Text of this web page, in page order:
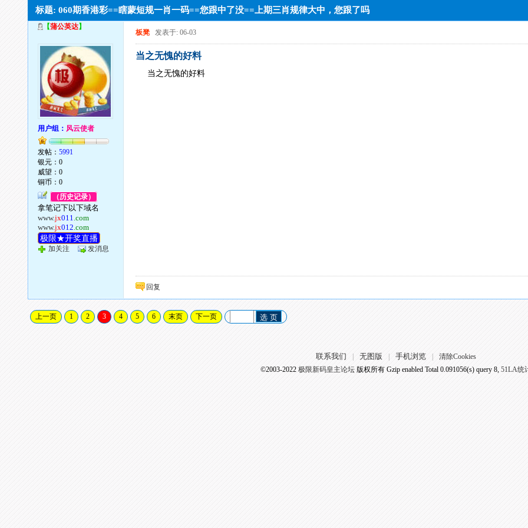
标题: 060期香港彩==瞎蒙短规一肖一码==您跟中了没==上期三肖规律大中，您跟了吗
【蒲公英达】
用户组： 风云使者
发帖：5991
银元：0
威望：0
铜币：0
（历史记录）
拿笔记下以下域名
www.jx011.com
www.jx012.com
极限★开奖直播
加关注 发消息
板凳 发表于: 06-03
当之无愧的好料
当之无愧的好料
回复
上一页 1 2 3 4 5 6 末页 下一页 选 页
联系我们 无图版 手机浏览
清除Cookies
©2003-2022 极限新码皇主论坛版权所有 Gzip enabled Total 0.091056(s) query 8, 51LA统